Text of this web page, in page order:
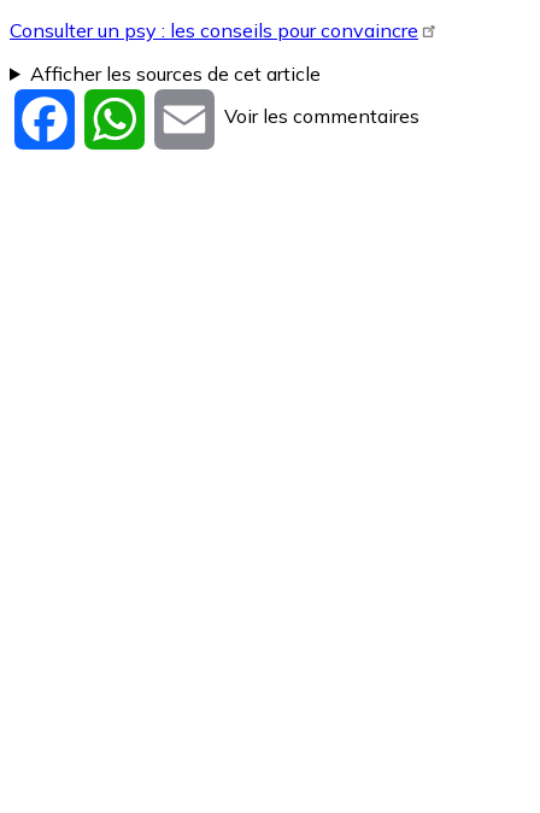
Consulter un psy : les conseils pour convaincre
Afficher les sources de cet article
Facebook WhatsApp
Email
Voir les commentaires